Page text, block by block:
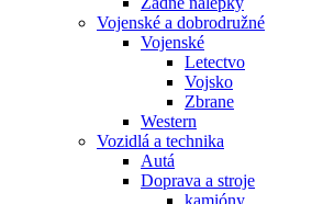
Vojenské a dobrodružné
Vojenské
Letectvo
Vojsko
Zbrane
Western
Vozidlá a technika
Autá
Doprava a stroje
kamióny